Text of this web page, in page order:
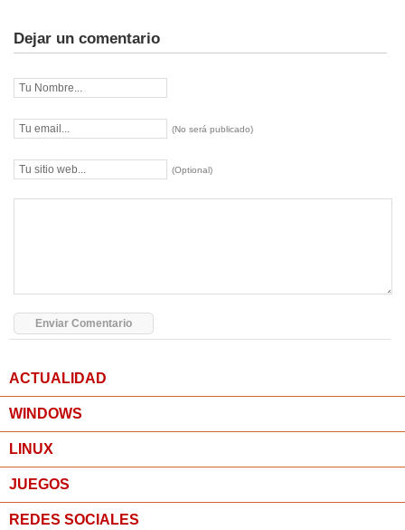
Dejar un comentario
(No será publicado)
(Optional)
ACTUALIDAD
WINDOWS
LINUX
JUEGOS
REDES SOCIALES